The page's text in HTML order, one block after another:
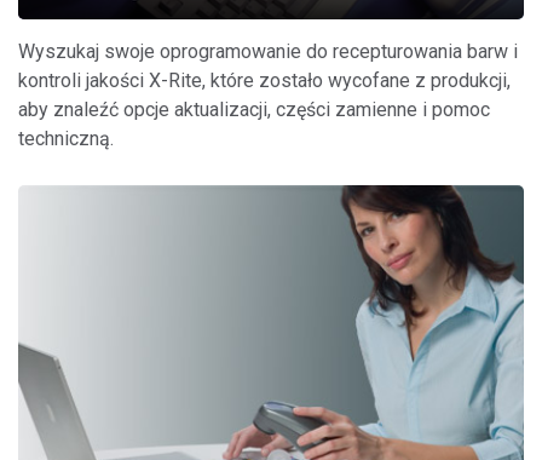
Wyszukaj swoje oprogramowanie do recepturowania barw i
kontroli jakości X-Rite, które zostało wycofane z produkcji,
aby znaleźć opcje aktualizacji, części zamienne i pomoc
techniczną.